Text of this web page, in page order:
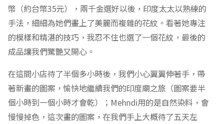
幣（約台幣35元），兩千金選好以後，印度太太以熟練的
手法，細細為她們畫上了美麗而複雜的花紋。看著她專注
的模樣和精湛的技巧，我忍不住也選了一個花紋，最後的
成品讓我們驚艷又開心。
在這間小店待了半個多小時後，我們小心翼翼伸著手，帶
著新畫的圖案，愉快地繼續我們的印度廟之旅（圖案要半
個小時到一個小時才會乾）；Mehndi用的是自然染料，會
慢慢掉色，這次畫的圖案，在我們手上大概待了五天左